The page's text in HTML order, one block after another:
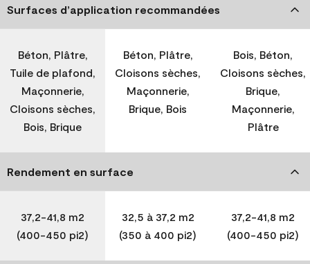
Surfaces d’application recommandées
Béton, Plâtre,
Tuile de plafond,
Maçonnerie,
Cloisons sèches,
Bois, Brique
Béton, Plâtre,
Cloisons sèches,
Maçonnerie,
Brique, Bois
Bois, Béton,
Cloisons sèches,
Brique,
Maçonnerie,
Plâtre
Rendement en surface
37,2-41,8 m2
(400-450 pi2)
32,5 à 37,2 m2
(350 à 400 pi2)
37,2-41,8 m2
(400-450 pi2)